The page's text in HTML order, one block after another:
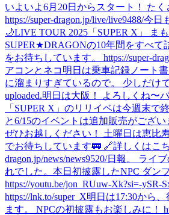
いよいよ6月20日からスタート！ た
https://super-dragon.jp/live/live9488/今日
🌙LIVE TOUR 2025「SUPER X」 まも
SUPER★DRAGONの10年間をすべて
をお待ちしています。 https://super-
アコンとネコ 明日は乗車記録ノート
に溜まりすぎているので。 少しだけ
uploaded.明日は大阪！ よろしくね〜
「SUPER X」のリリイベは今週末で
と6/15のイベントは追加販売がござい
ぜひお越しください！ 土曜日は恵比
でお待ちしています🚃 🔗詳しくはこち
dragon.jp/news/news9520/日報。 ライ
れでした。 本日初披露したNPC ダン
https://youtu.be/jon_RUuw-Xk?si=-ySR-
https://lnk.to/super_X明日は17:30から
ます。 NPCの初披露もお楽しみに！